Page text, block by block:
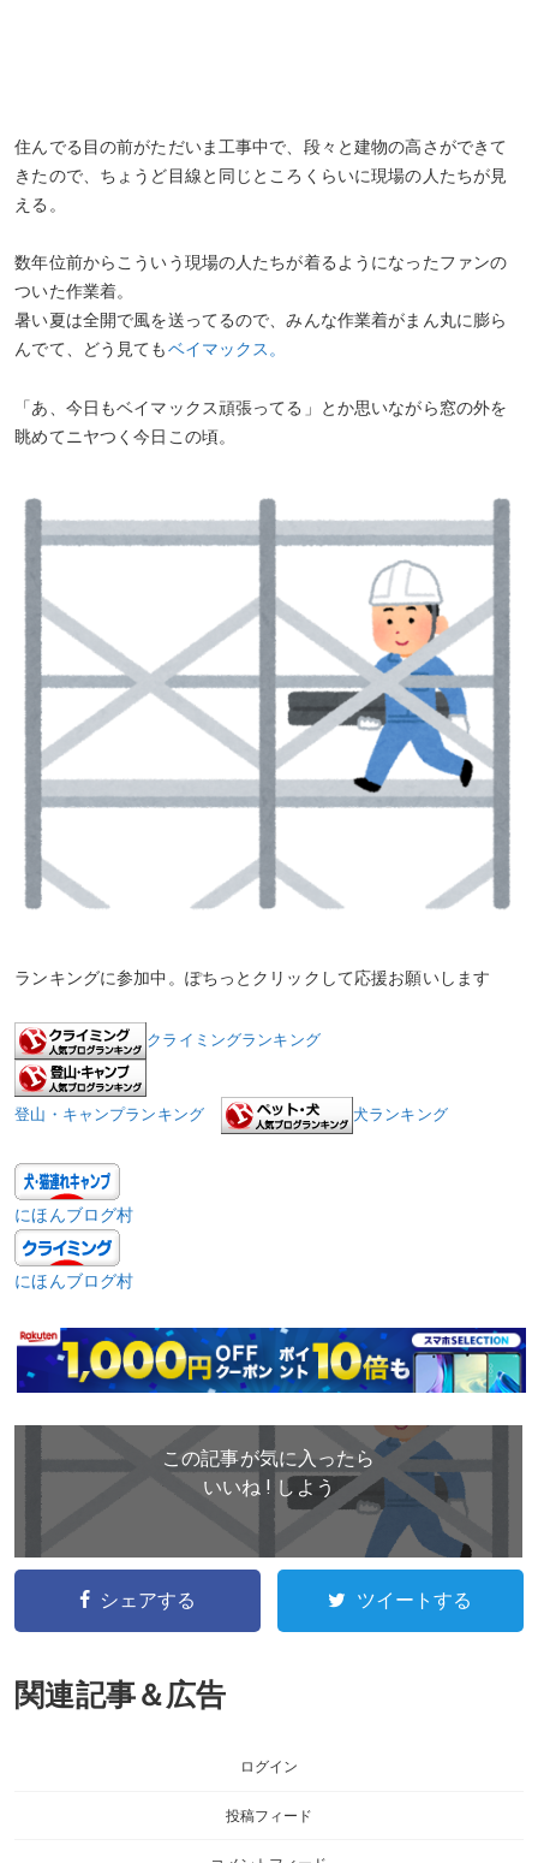
住んでる目の前がただいま工事中で、段々と建物の高さができて
きたので、ちょうど目線と同じところくらいに現場の人たちが見
える。
数年位前からこういう現場の人たちが着るようになったファンの
ついた作業着。
暑い夏は全開で風を送ってるので、みんな作業着がまん丸に膨ら
んでて、どう見てもベイマックス。
「あ、今日もベイマックス頑張ってる」とか思いながら窓の外を
眺めてニヤつく今日この頃。
ランキングに参加中。ぽちっとクリックして応援お願いします
クライミングランキング
登山・キャンプランキング 犬ランキング
にほんブログ村
にほんブログ村
この記事が気に入ったら
いいね ! しよう
シェアする ツイートする
関連記事＆広告
ログイン
投稿フィード